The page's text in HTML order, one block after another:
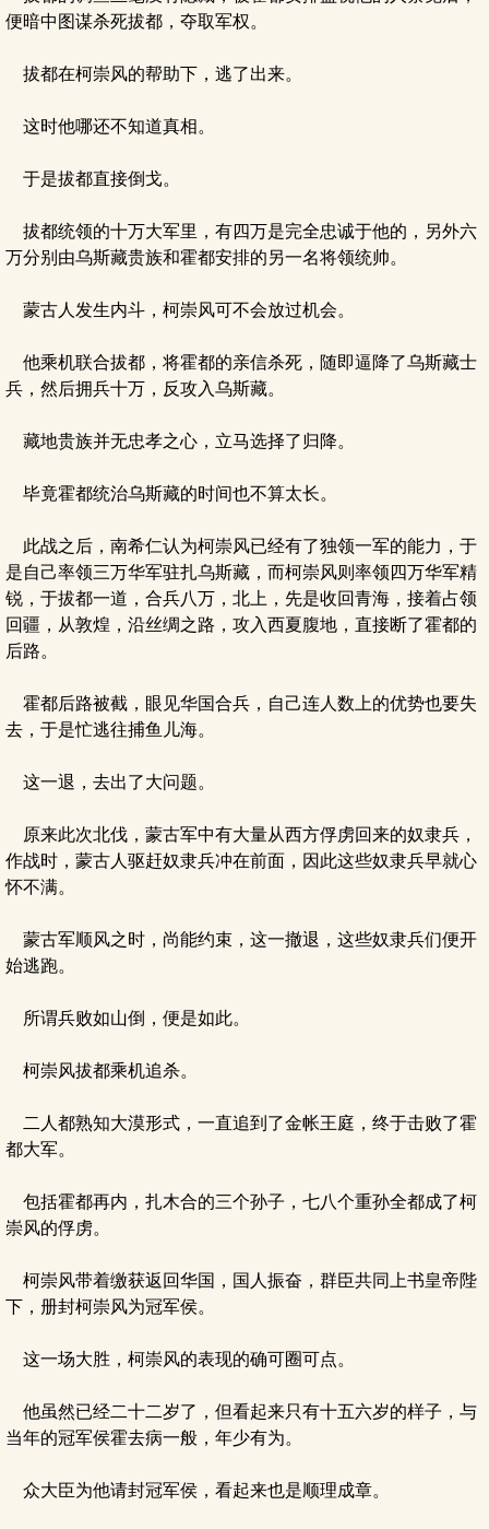
便暗中图谋杀死拔都，夺取军权。
拔都在柯崇风的帮助下，逃了出来。
这时他哪还不知道真相。
于是拔都直接倒戈。
拔都统领的十万大军里，有四万是完全忠诚于他的，另外六
万分别由乌斯藏贵族和霍都安排的另一名将领统帅。
蒙古人发生内斗，柯崇风可不会放过机会。
他乘机联合拔都，将霍都的亲信杀死，随即逼降了乌斯藏士
兵，然后拥兵十万，反攻入乌斯藏。
藏地贵族并无忠孝之心，立马选择了归降。
毕竟霍都统治乌斯藏的时间也不算太长。
此战之后，南希仁认为柯崇风已经有了独领一军的能力，于
是自己率领三万华军驻扎乌斯藏，而柯崇风则率领四万华军精
锐，于拔都一道，合兵八万，北上，先是收回青海，接着占领
回疆，从敦煌，沿丝绸之路，攻入西夏腹地，直接断了霍都的
后路。
霍都后路被截，眼见华国合兵，自己连人数上的优势也要失
去，于是忙逃往捕鱼儿海。
这一退，去出了大问题。
原来此次北伐，蒙古军中有大量从西方俘虏回来的奴隶兵，
作战时，蒙古人驱赶奴隶兵冲在前面，因此这些奴隶兵早就心
怀不满。
蒙古军顺风之时，尚能约束，这一撤退，这些奴隶兵们便开
始逃跑。
所谓兵败如山倒，便是如此。
柯崇风拔都乘机追杀。
二人都熟知大漠形式，一直追到了金帐王庭，终于击败了霍
都大军。
包括霍都再内，扎木合的三个孙子，七八个重孙全都成了柯
崇风的俘虏。
柯崇风带着缴获返回华国，国人振奋，群臣共同上书皇帝陛
下，册封柯崇风为冠军侯。
这一场大胜，柯崇风的表现的确可圈可点。
他虽然已经二十二岁了，但看起来只有十五六岁的样子，与
当年的冠军侯霍去病一般，年少有为。
众大臣为他请封冠军侯，看起来也是顺理成章。